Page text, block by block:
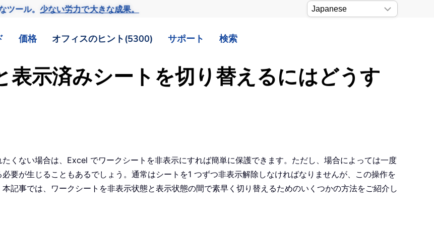
ール。 少ない労力で大きな成果。
価格 オフィスのヒント(5300) サポート 検索
表示済みシートを切り替えるにはどうす
くない場合は、Excel でワークシートを非表示にすれば簡単に保護できます。ただし、場合によっては一度
要が生じることもあるでしょう。通常はシートを1 つずつ非表示解除しなければなりませんが、この操作を
記事では、ワークシートを非表示状態と表示状態の間で素早く切り替えるためのいくつかの方法をご紹介し